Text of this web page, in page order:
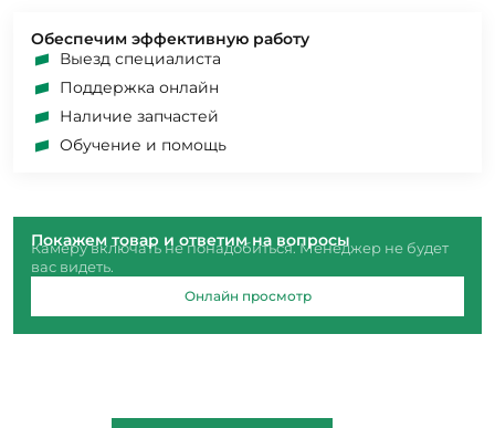
Обеспечим эффективную работу
Выезд специалиста
Поддержка онлайн
Наличие запчастей
Обучение и помощь
Покажем товар и ответим на вопросы
Камеру включать не понадобиться. Менеджер не будет
вас видеть.
Онлайн просмотр